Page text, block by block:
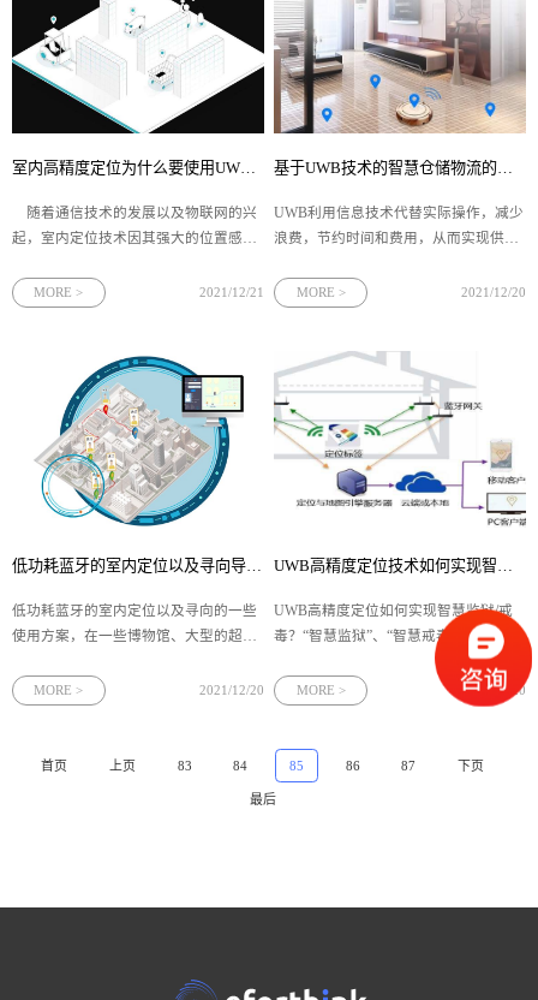
随着通信技术的发展以及物联网的兴
起，室内定位技术因其强大的位置感知
位为什么要使用UWB定位系统呢？
因此定位出的物体位置与实际位置的误
MORE > 2021/12/21
UWB利用信息技术代替实际操作，减少
浪费，节约时间和费用，从而实现供应
息化管理，采用信息化管理手段对公司
率、提高工作效率，达到与现代化物流
企
MORE > 2021/12/20
低功耗蓝牙的室内定位以及寻向的一些
使用方案，在一些博物馆、大型的超
牙人员定位基本上要用手机，蓝牙在手
如今国内蓝牙定位更多注重室内，像机
MORE > 2021/12/20
UWB高精度定位如何实现智慧监狱/戒
毒？“智慧监狱”、“智慧戒毒”是“数字法
治、智慧司法”信息化体系建设中不可或
缺的重要组成部分。通过在现有监狱信
合、感测分析监管改造信息资源
MORE > 2021/12/20
首页 上页 83 84 85 86 87 下页
最后